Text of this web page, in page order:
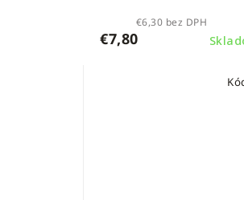
€6,30 bez DPH
€7,80